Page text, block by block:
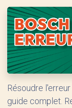
Résoudre
guide complet.